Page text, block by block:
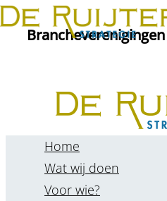
Ga
naarBranche­verenigingen
Home
Wat wij doen
Voor wie?